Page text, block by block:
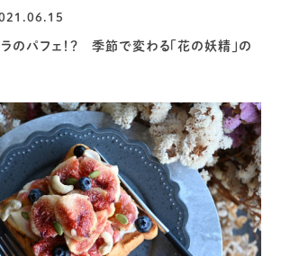
のパフェ！？ 季節で変わる「花の妖精」の